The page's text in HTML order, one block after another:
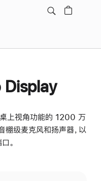
Display
上视角功能的 1200 万
级麦克风和扬声器，以
。